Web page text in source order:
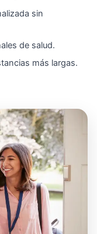
sin
de salud.
más largas.